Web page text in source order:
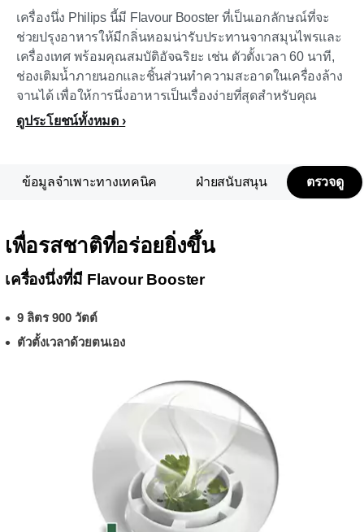
เครื่องนึ่ง Philips นี้มี Flavour Booster ที่เป็นเอกลักษณ์ที่จะ
ช่วยปรุงอาหารให้มีกลิ่นหอมน่ารับประทานจากสมุนไพรและ
เครื่องเทศ พร้อมคุณสมบัติอัจฉริยะ เช่น ตัวตั้งเวลา 60 นาที,
ช่องเติมน้ำภายนอกและชิ้นส่วนทำความสะอาดในเครื่องล้าง
จานได้ เพื่อให้การนึ่งอาหารเป็นเรื่องง่ายที่สุดสำหรับคุณ
ดูประโยชน์ทั้งหมด
ข้อมูลจำเพาะทางเทคนิค ฝ่ายสนับสนุน ตรวจดู
เพื่อรสชาติที่อร่อยยิ่งขึ้น
เครื่องนึ่งที่มี Flavour Booster
9 ลิตร 900 วัตต์
ตัวตั้งเวลาด้วยตนเอง